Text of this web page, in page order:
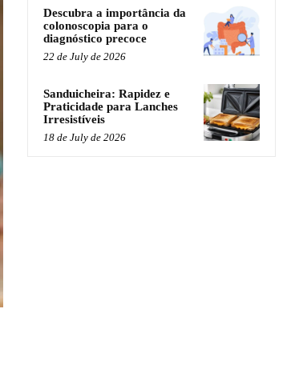
Descubra a importância da
colonoscopia para o
diagnóstico precoce
22 de July de 2026
Sanduicheira: Rapidez e
Praticidade para Lanches
Irresistíveis
18 de July de 2026